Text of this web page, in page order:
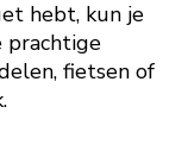
hebt, kun je
prachtige
fietsen of